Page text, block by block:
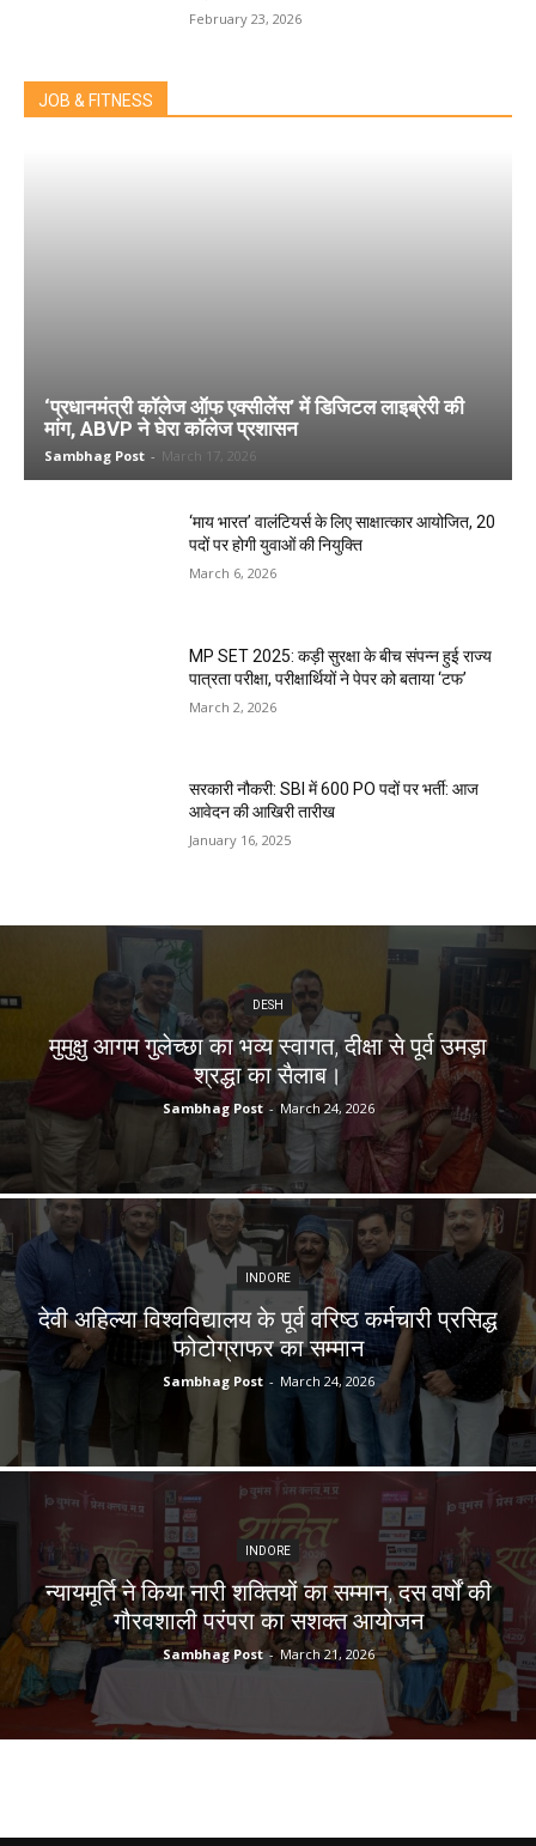
February 23, 2026
JOB & FITNESS
‘प्रधानमंत्री कॉलेज ऑफ एक्सीलेंस’ में डिजिटल लाइब्रेरी की
मांग, ABVP ने घेरा कॉलेज प्रशासन
Sambhag Post - March 17, 2026
‘माय भारत’ वालंटियर्स के लिए साक्षात्कार आयोजित, 20
पदों पर होगी युवाओं की नियुक्ति
March 6, 2026
MP SET 2025: कड़ी सुरक्षा के बीच संपन्न हुई राज्य
पात्रता परीक्षा, परीक्षार्थियों ने पेपर को बताया ‘टफ’
March 2, 2026
सरकारी नौकरी: SBI में 600 PO पदों पर भर्ती: आज
आवेदन की आखिरी तारीख
January 16, 2025
DESH
मुमुक्षु आगम गुलेच्छा का भव्य स्वागत, दीक्षा से पूर्व उमड़ा
श्रद्धा का सैलाब।
Sambhag Post - March 24, 2026
INDORE
देवी अहिल्या विश्वविद्यालय के पूर्व वरिष्ठ कर्मचारी प्रसिद्ध
फोटोग्राफर का सम्मान
Sambhag Post - March 24, 2026
INDORE
न्यायमूर्ति ने किया नारी शक्तियों का सम्मान, दस वर्षों की
गौरवशाली परंपरा का सशक्त आयोजन
Sambhag Post - March 21, 2026